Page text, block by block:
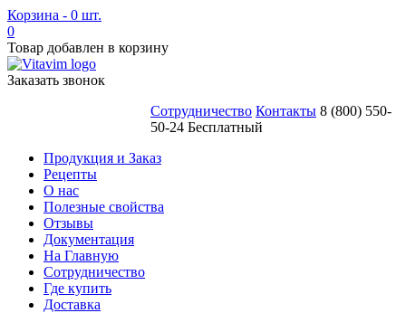
Корзина - 0 шт.
0
Товар добавлен в корзину
Заказать звонок
Сотрудничество Контакты 8 (800) 550-
50-24 Бесплатный
Продукция и Заказ
Рецепты
О нас
Полезные свойства
Отзывы
Документация
На Главную
Сотрудничество
Где купить
Доставка